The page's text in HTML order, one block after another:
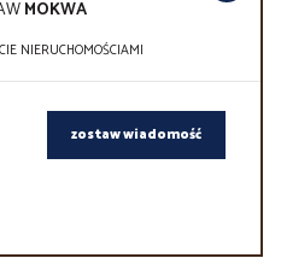
MOKWA
NIERUCHOMOŚCIAMI
zostaw wiadomość